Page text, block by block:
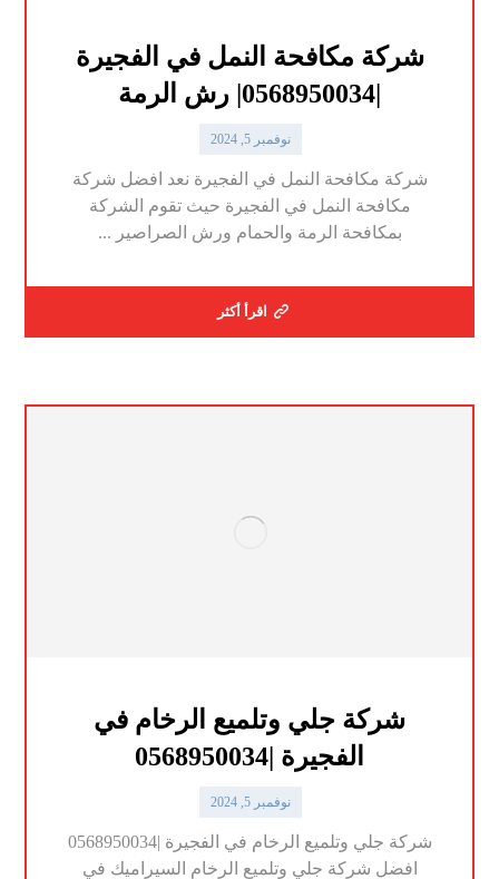
شركة مكافحة النمل في الفجيرة
|0568950034| رش الرمة
نوفمبر 5, 2024
شركة مكافحة النمل في الفجيرة نعد افضل شركة
مكافحة النمل في الفجيرة حيث تقوم الشركة
بمكافحة الرمة والحمام ورش الصراصير ...
اقرأ أكثر
شركة جلي وتلميع الرخام في
الفجيرة |0568950034
نوفمبر 5, 2024
شركة جلي وتلميع الرخام في الفجيرة |0568950034
افضل شركة جلي وتلميع الرخام السيراميك في